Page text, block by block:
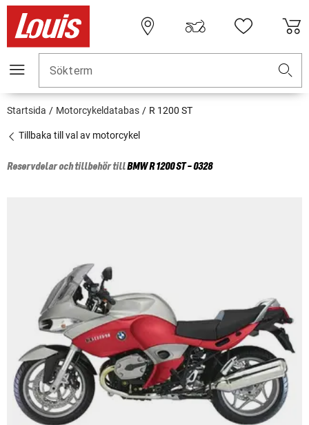
Sökterm
Startsida Motorcykeldatabas R 1200 ST
Tillbaka till val av motorcykel
Reservdelar och tillbehör tillBMWR 1200 ST - 0328